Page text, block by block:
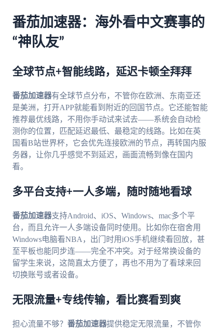
番茄加速器：海外看中文赛事的
“神队友”
全球节点+智能线路，延迟卡顿全拜拜
番茄加速器有全球节点分布，不管你在欧洲、东南亚还
是美洲，打开APP就能看到附近的回国节点。它还能智能
推荐最优线路，不用你手动试来试去——系统会自动检
测你的位置，匹配延迟最低、最稳定的线路。比如在英
国看B站世界杯，它会优先连接欧洲的节点，再转国内服
务器，让你几乎感觉不到延迟，画面流畅到像在国内
看。
多平台支持+一人多端，随时随地看球
番茄加速器支持Android、iOS、Windows、mac多个平
台，而且允许一人多端设备同时使用。比如你在宿舍用
Windows电脑看NBA，出门时用iOS手机继续看回放，甚
至平板也能同步连——完全不冲突。对于经常换设备的
留学生来说，这简直太方便了，再也不用为了看球来回
切换账号或者设备。
无限流量+专线传输，看比赛看到爽
担心流量不够？ 番茄加速器提供稳定无限流量，不管你